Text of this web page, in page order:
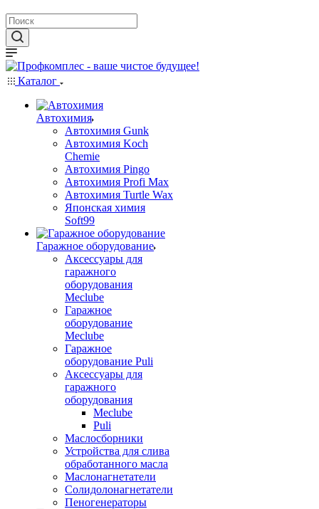
Каталог
Автохимия
Автохимия Gunk
Автохимия Koch
Chemie
Автохимия Pingo
Автохимия Profi Max
Автохимия Turtle Wax
Японская химия
Soft99
Гаражное оборудование
Аксессуары для
гаражного
оборудования
Meclube
Гаражное
оборудование
Meclube
Гаражное
оборудование Puli
Аксессуары для
гаражного
оборудования
Meclube
Puli
Маслосборники
Устройства для слива
обработанного масла
Маслонагнетатели
Солидолонагнетатели
Пеногенераторы